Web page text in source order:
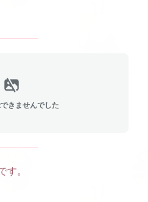
きませんでした
す。